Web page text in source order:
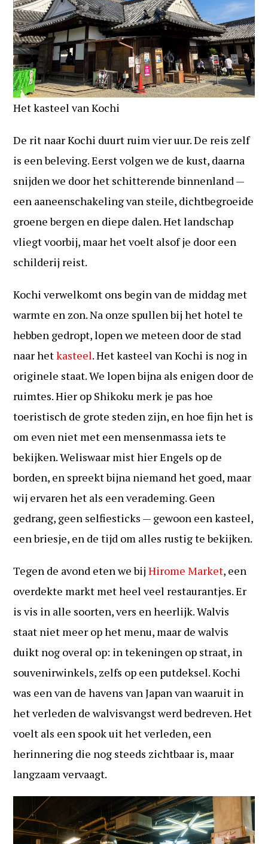
Het kasteel van Kochi
De rit naar Kochi duurt ruim vier uur. De reis zelf
is een beleving. Eerst volgen we de kust, daarna
snijden we door het schitterende binnenland —
een aaneenschakeling van steile, dichtbegroeide
groene bergen en diepe dalen. Het landschap
vliegt voorbij, maar het voelt alsof je door een
schilderij reist.
Kochi verwelkomt ons begin van de middag met
warmte en zon. Na onze spullen bij het hotel te
hebben gedropt, lopen we meteen door de stad
naar hetkasteel. Het kasteel van Kochi is nog in
originele staat. We lopen bijna als enigen door de
ruimtes. Hier op Shikoku merk je pas hoe
toeristisch de grote steden zijn, en hoe fijn het is
om even niet met een mensenmassa iets te
bekijken. Weliswaar mist hier Engels op de
borden, en spreekt bijna niemand het goed, maar
wij ervaren het als een verademing. Geen
gedrang, geen selfiesticks — gewoon een kasteel,
een briesje, en de tijd om alles rustig te bekijken.
Tegen de avond eten we bijHirome Market, een
overdekte markt met heel veel restaurantjes. Er
is vis in alle soorten, vers en heerlijk. Walvis
staat niet meer op het menu, maar de walvis
duikt nog overal op: in tekeningen op straat, in
souvenirwinkels, zelfs op een putdeksel. Kochi
was een van de havens van Japan van waaruit in
het verleden de walvisvangst werd bedreven. Het
voelt als een spook uit het verleden, een
herinnering die nog steeds zichtbaar is, maar
langzaam vervaagt.